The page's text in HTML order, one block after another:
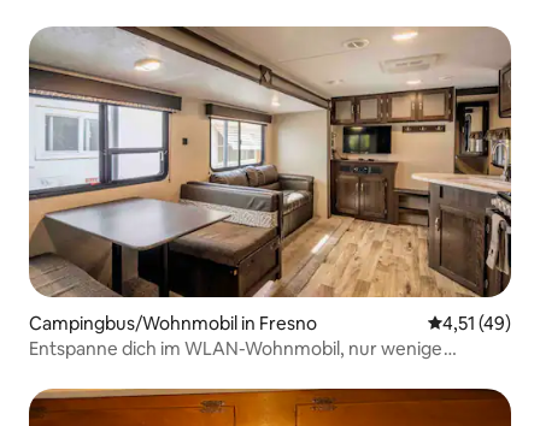
Campingbus/Wohnmobil in Fresno
4,51 (49)
Entspanne dich im WLAN-Wohnmobil, nur wenige